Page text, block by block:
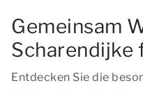
Gemeinsam
Scharendijke
Entdecken Sie die